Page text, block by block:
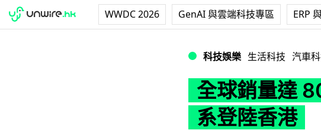
WWDC 2026 GenAI 與雲端科技專區 ERP
科技娛樂 生活科技 汽車
全球銷量達
系登陸香港